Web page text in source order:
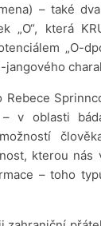
– také
„O“, která
„O-
jangového
Rebece
v oblasti
kterou nás
– toho